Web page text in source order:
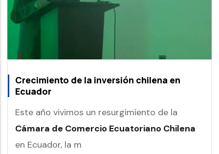
Crecimiento de la inversión chilena en
Ecuador
Este año vivimos un resurgimiento de la
Cámara de Comercio Ecuatoriano Chilena
en Ecuador, la m